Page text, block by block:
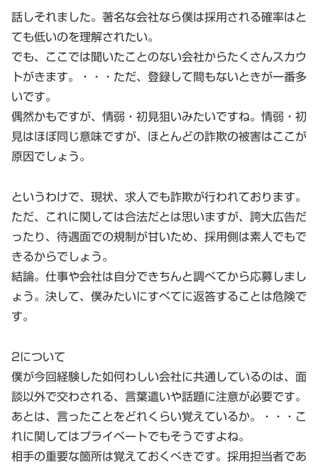
話しそれました。著名な会社なら僕は採用される確率はと
ても低いのを理解されたい。
でも、ここでは聞いたことのない会社からたくさんスカウ
トがきます。・・・ただ、登録して間もないときが一番多
いです。
偶然かもですが、情弱・初見狙いみたいですね。情弱・初
見はほぼ同じ意味ですが、ほとんどの詐欺の被害はここが
原因でしょう。
というわけで、現状、求人でも詐欺が行われております。
ただ、これに関しては合法だとは思いますが、誇大広告だ
ったり、待遇面での規制が甘いため、採用側は素人でもで
きるからでしょう。
結論。仕事や会社は自分できちんと調べてから応募しまし
ょう。決して、僕みたいにすべてに返答することは危険で
す。
2について
僕が今回経験した如何わしい会社に共通しているのは、面
談以外で交わされる、言葉遣いや話題に注意が必要です。
あとは、言ったことをどれくらい覚えているか。・・・こ
れに関してはプライベートでもそうですよね。
相手の重要な箇所は覚えておくべきです。採用担当者であ